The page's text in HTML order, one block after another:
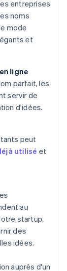
entreprises
noms
mode
et
ligne
parfait, les
servir de
d'idées.
peut
utilisé et
au
startup.
des
idées.
auprès d'un